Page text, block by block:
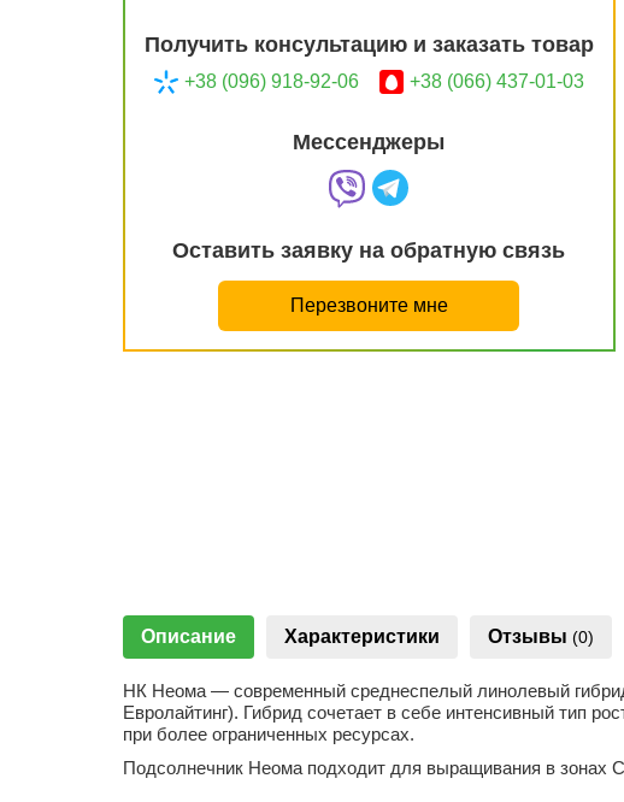
Получить консультацию и заказать товар
+38 (096) 918-92-06 +38 (066) 437-01-03
Мессенджеры
Оставить заявку на обратную связь
Перезвоните мне
Описание Характеристики Отзывы (0)
НК Неома — современный среднеспелый линолевый
Евролайтинг). Гибрид сочетает в себе интенсивный тип
при более ограниченных ресурсах.
Подсолнечник Неома подходит для выращивания в зонах